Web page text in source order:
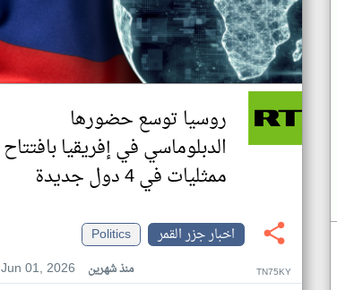
روسيا توسع حضورها
الدبلوماسي في إفريقيا بافتتاح
ممثليات في 4 دول جديدة
اخبار جزر القمر
Politics
Jun 01, 2026
منذ شهرين TN75KY